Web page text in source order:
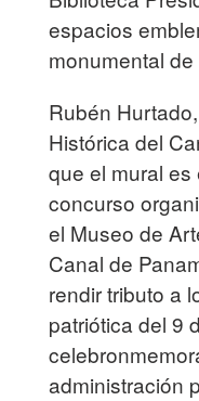
espacios
monumental
Rubén
Histórica del
que el mural
concurso
el Museo de
Canal de
rendir tributo a
patriótica del 9
administración